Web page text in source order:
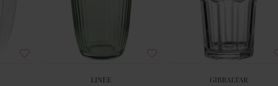
LINEE GIBRALTAR